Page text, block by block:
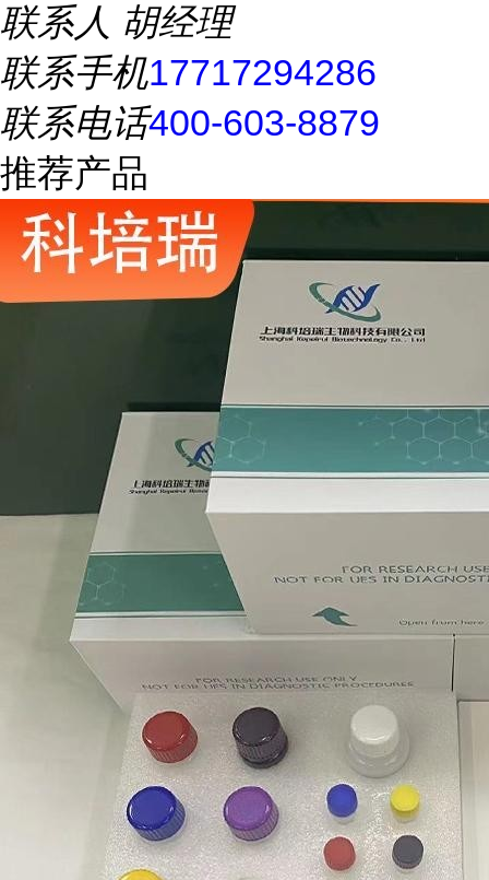
联系人 胡经理
联系手机17717294286
联系电话400-603-8879
推荐产品